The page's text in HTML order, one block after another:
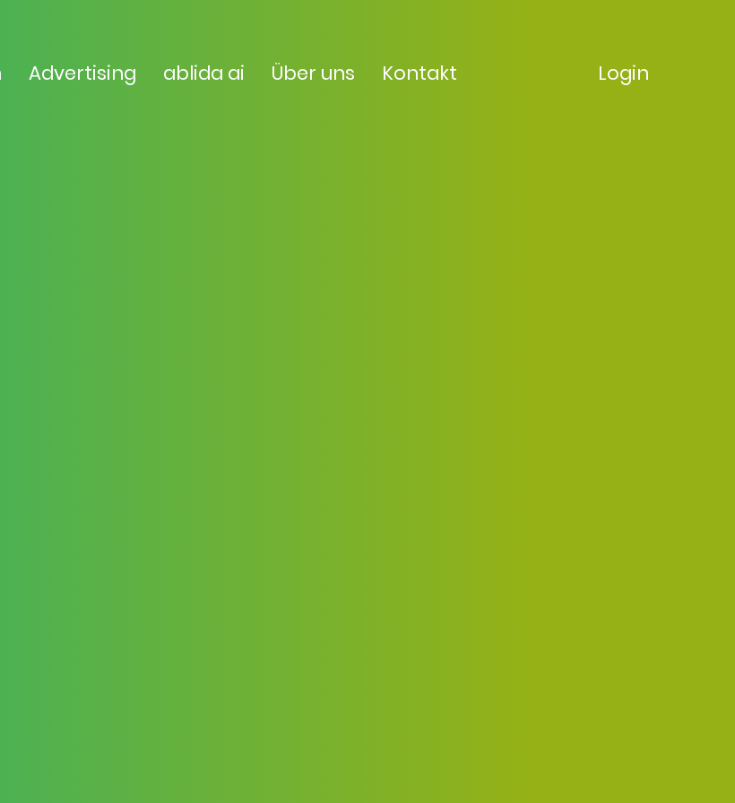
Advertising ablida ai Über uns Kontakt Login